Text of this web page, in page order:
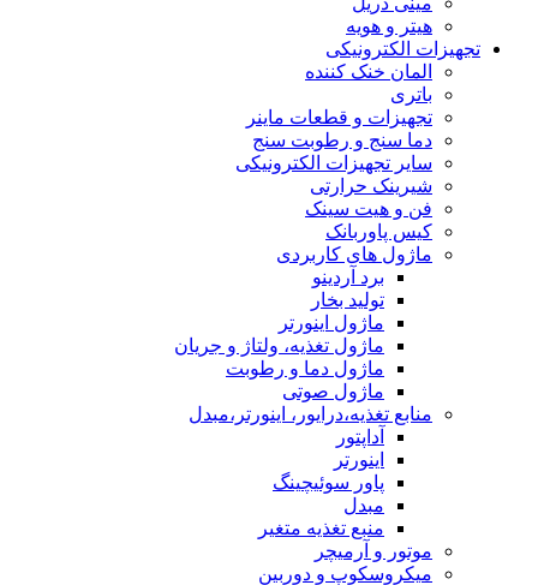
هیتر و هویه
تجهیزات الکترونیکی
المان خنک کننده
باتری
تجهیزات و قطعات ماینر
دما سنج و رطوبت سنج
سایر تجهیزات الکترونیکی
شیرینک حرارتی
فن و هیت سینک
کیس پاوربانک
ماژول های کاربردی
برد آردینو
تولید بخار
ماژول اینورتر
ماژول تغذیه، ولتاژ و جریان
ماژول دما و رطوبت
ماژول صوتی
منابع تغذیه،درایور، اینورتر،مبدل
آداپتور
اینورتر
پاور سوئیچینگ
مبدل
منبع تغذیه متغیر
موتور و آرمیچر
میکروسکوپ و دوربین